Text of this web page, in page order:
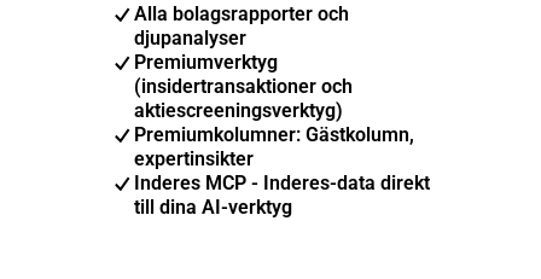
Alla bolagsrapporter och
djupanalyser
Premiumverktyg
(insidertransaktioner och
aktiescreeningsverktyg)
Premiumkolumner: Gästkolumn,
expertinsikter
Inderes MCP - Inderes-data direkt
till dina AI-verktyg